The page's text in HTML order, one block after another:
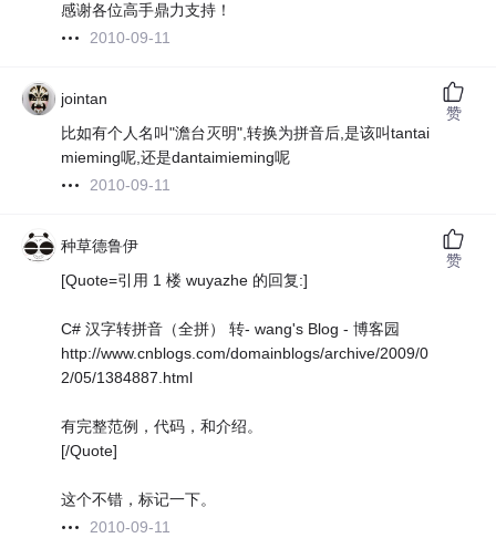
感谢各位高手鼎力支持！
2010-09-11
jointan
比如有个人名叫"澹台灭明",转换为拼音后,是该叫tantai
mieming呢,还是dantaimieming呢
2010-09-11
赞
种草德鲁伊
[Quote=引用 1 楼 wuyazhe 的回复:]
C# 汉字转拼音（全拼） 转- wang's Blog - 博客园
http://www.cnblogs.com/domainblogs/archive/2009/0
2/05/1384887.html
有完整范例，代码，和介绍。
[/Quote]
这个不错，标记一下。
2010-09-11
赞